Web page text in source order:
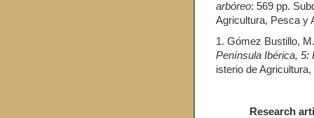
arbóreo: 569 pp.
Agricultura, Pesca y
1. Gómez Bustillo,
Península Ibérica, 5:
isterio de
Research